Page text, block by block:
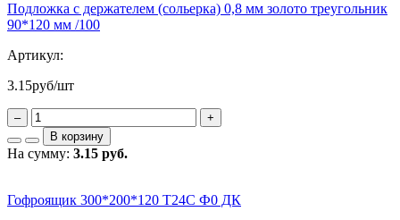
Подложка с держателем (сольерка) 0,8 мм золото треугольник
90*120 мм /100
Артикул:
3.15руб/шт
–
+
В корзину
На сумму: 3.15 руб.
Гофроящик 300*200*120 Т24С Ф0 ДК